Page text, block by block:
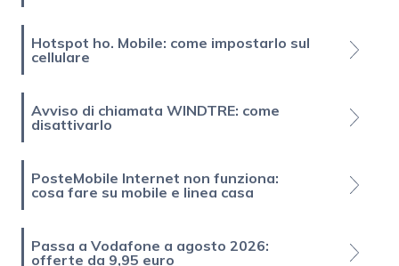
Hotspot ho. Mobile: come impostarlo sul
cellulare
Avviso di chiamata WINDTRE: come
disattivarlo
PosteMobile Internet non funziona:
cosa fare su mobile e linea casa
Passa a Vodafone a agosto 2026:
offerte da 9,95 euro